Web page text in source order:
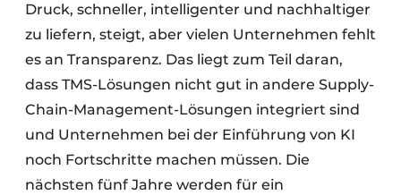
Druck, schneller, intelligenter und nachhaltiger
zu liefern, steigt, aber vielen Unternehmen fehlt
es an Transparenz. Das liegt zum Teil daran,
dass TMS-Lösungen nicht gut in andere Supply-
Chain-Management-Lösungen integriert sind
und Unternehmen bei der Einführung von KI
noch Fortschritte machen müssen. Die
nächsten fünf Jahre werden für ein